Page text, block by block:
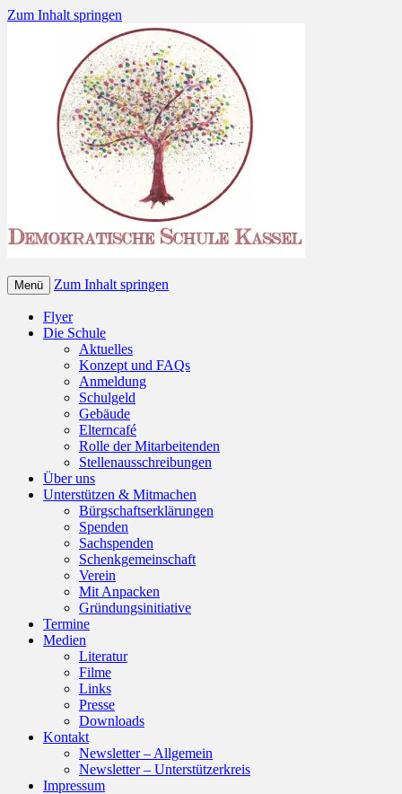
Zum Inhalt springen
Menü Zum Inhalt springen
Flyer
Die Schule
Aktuelles
Konzept und FAQs
Anmeldung
Schulgeld
Gebäude
Elterncafé
Rolle der Mitarbeitenden
Stellenausschreibungen
Über uns
Unterstützen & Mitmachen
Bürgschaftserklärungen
Spenden
Sachspenden
Schenkgemeinschaft
Verein
Mit Anpacken
Gründungsinitiative
Termine
Medien
Literatur
Filme
Links
Presse
Downloads
Kontakt
Newsletter – Allgemein
Newsletter – Unterstützerkreis
Impressum